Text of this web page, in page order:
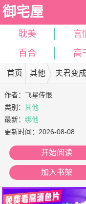
御宅屋
耽美 言
百合
高
首页 其他 夫君变
作者： 飞星传恨
类别：其他
最新：绑他
更新时间： 2026-08-08
开始阅读
加入书架